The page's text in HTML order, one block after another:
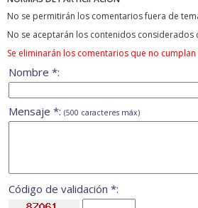
No se permitirán los comentarios fuera de
No se aceptarán los contenidos
Se eliminarán los comentarios que no
Nombre *:
Mensaje *: (500 caracteres máx)
Código de validación *: